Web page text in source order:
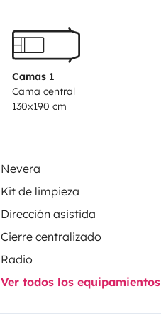
Camas 1
Cama central
130x190 cm
Nevera
Kit de limpieza
Dirección asistida
Cierre centralizado
Radio
Ver todos los equipamientos